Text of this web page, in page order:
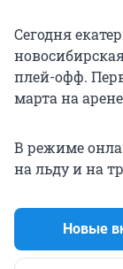
Сегодня
плей-офф.
марта на
В режиме
на льду и на
Новые